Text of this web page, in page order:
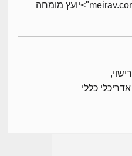
ארז מירב -meirav.com" target="_blank">יועץ מומחה
כללי